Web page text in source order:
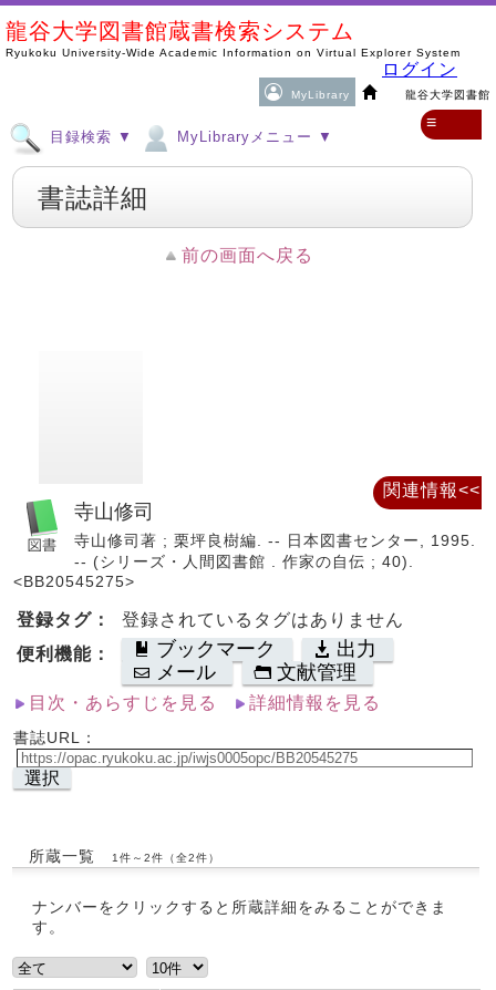
龍谷大学図書館蔵書検索システム
Ryukoku University-Wide Academic Information on Virtual Explorer System
MyLibrary 龍谷大学図書館
ログイン
目録検索 ▼ MyLibraryメニュー ▼
≡
書誌詳細
前の画面へ戻る
寺山修司
寺山修司著 ; 栗坪良樹編. -- 日本図書センター, 1995.
-- (シリーズ・人間図書館 . 作家の自伝 ; 40).
<BB20545275>
登録タグ：
登録されているタグはありません
便利機能：
ブックマーク
出力
メール
文献管理
目次・あらすじを見る 詳細情報を見る
書誌URL：
選択
所蔵一覧 1件～2件（全2件）
ナンバーをクリックすると所蔵詳細をみることができま
す。
関連情報<<